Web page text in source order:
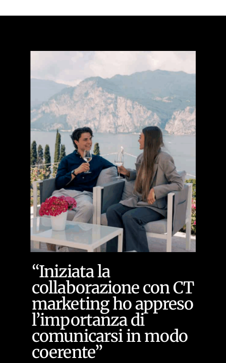
“Iniziata la
collaborazione con CT
marketing ho appreso
l’importanza di
comunicarsi in modo
coerente”